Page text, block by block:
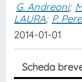
G. Andreoni;
LAURA; P.
2014-01-01
Scheda